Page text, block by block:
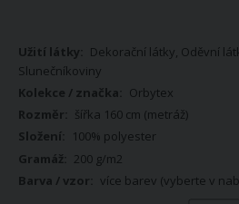
Více
informací
Dekorační látky, Oděvní
Slunečníkoviny
Orbytex
šířka 160 cm (metráž)
100% polyester
200 g/m2
více barev (vyberte v